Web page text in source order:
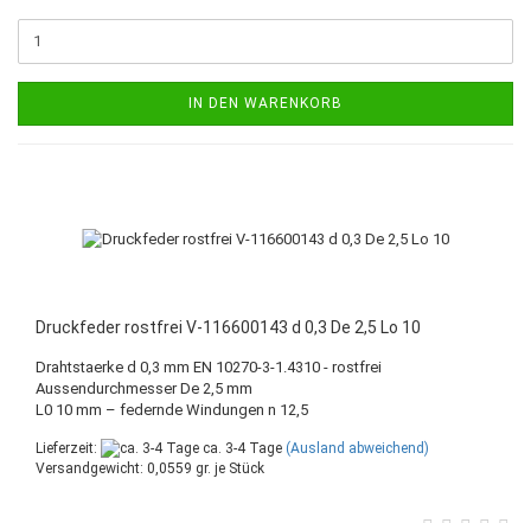
IN DEN WARENKORB
Druckfeder rostfrei V-116600143 d 0,3 De 2,5 Lo 10
Drahtstaerke d 0,3 mm EN 10270-3-1.4310 - rostfrei
Aussendurchmesser De 2,5 mm
L0 10 mm – federnde Windungen n 12,5
Lieferzeit: ca. 3-4 Tage (Ausland abweichend)
Versandgewicht: 0,0559 gr. je Stück